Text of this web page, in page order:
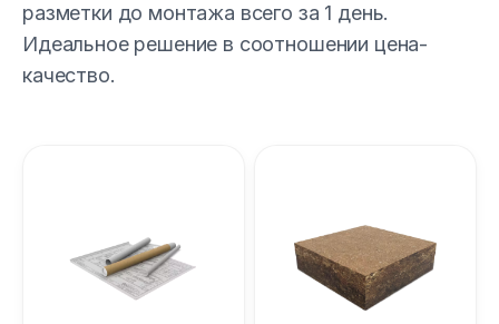
разметки до монтажа всего за 1 день.
Идеальное решение в соотношении цена-
качество.